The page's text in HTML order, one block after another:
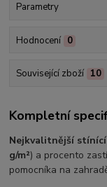
Parametry
Hodnocení 0
Související zboží 10
Kompletní
Nejkvalitnější
g/m²) a procento
pomocníka na